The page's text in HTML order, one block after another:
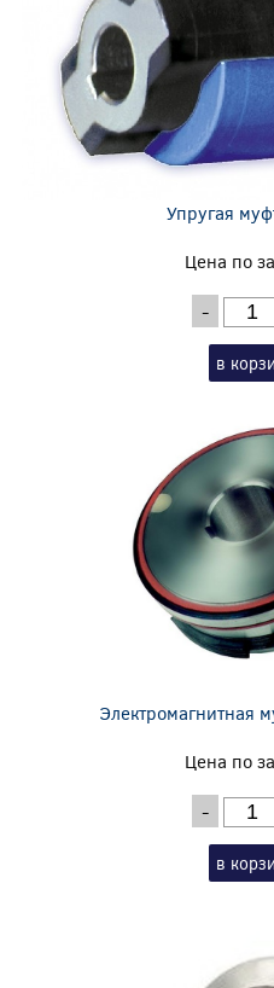
Упругая
Цена по
-
в
Электромагнитная
Цена по
-
в